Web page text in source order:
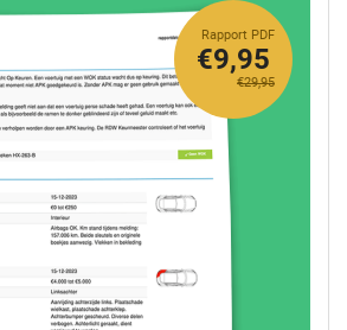
Rapport PDF
€29,95
€9,95